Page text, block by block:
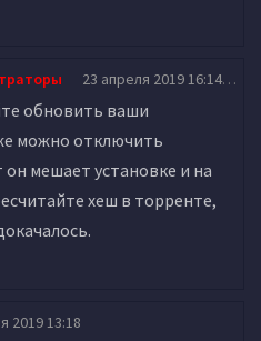
23 апреля 2019 16:14
обновить ваши
можно отключить
мешает установке и на
хеш в торренте,
2019 13:18